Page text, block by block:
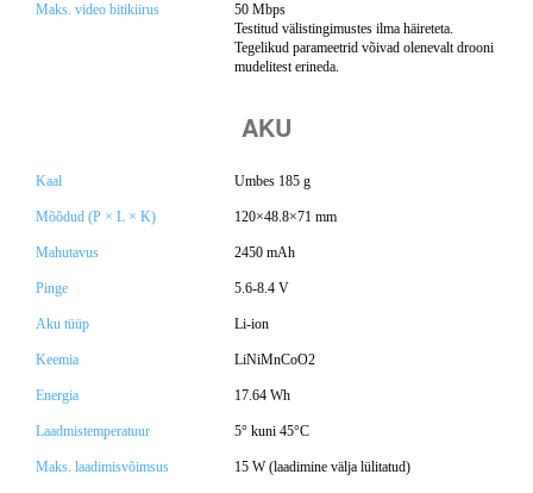
Maks. video bitikiirus
50 Mbps
Testitud välistingimustes ilma häireteta.
Tegelikud parameetrid võivad olenevalt drooni
mudelitest erineda.
AKU
Kaal Umbes 185 g
Mõõdud (P × L × K) 120×48.8×71 mm
Mahutavus 2450 mAh
Pinge 5.6-8.4 V
Aku tüüp Li-ion
Keemia LiNiMnCoO2
Energia 17.64 Wh
Laadmistemperatuur 5° kuni 45°C
Maks. laadimisvõimsus 15 W (laadimine välja lülitatud)